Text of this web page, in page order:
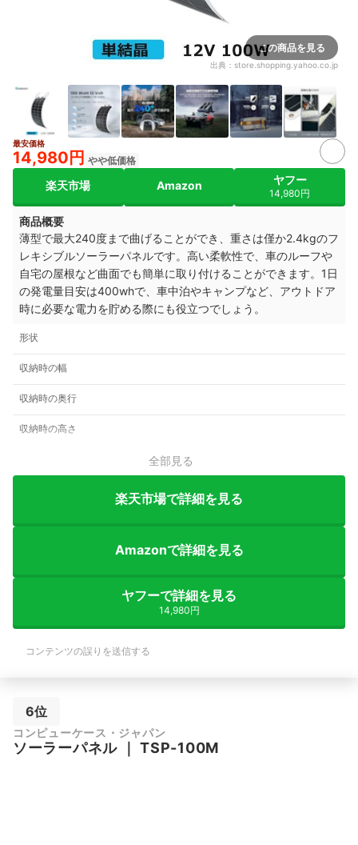
この商品を見る
出典： store.shopping.yahoo.co.jp
最安価格
14,980円 やや低価格
楽天市場 Amazon ヤフー
14,980円
商品概要
薄型で最大240度まで曲げることができ、重さは僅か2.4kgのフ
レキシブルソーラーパネルです。高い柔軟性で、車のルーフや
自宅の屋根など曲面でも簡単に取り付けることができます。1日
の発電量目安は400whで、車中泊やキャンプなど、アウトドア
時に必要な電力を貯める際にも役立つでしょう。
形状
収納時の幅
収納時の奥行
収納時の高さ
全部見る
楽天市場で詳細を見る
Amazonで詳細を見る
ヤフーで詳細を見る
14,980円
コンテンツの誤りを送信する
6位
コンピューケース・ジャパン
ソーラーパネル ｜TSP-100M